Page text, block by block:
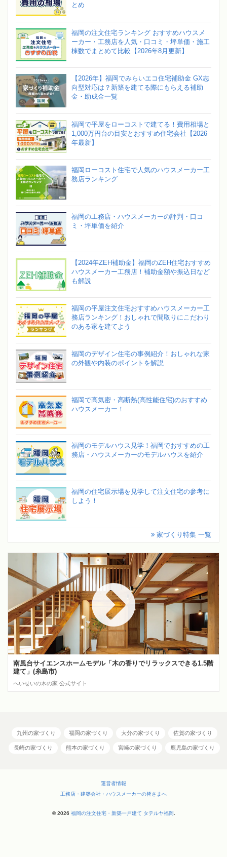
とめ
福岡の注文住宅ランキング おすすめハウスメ
ーカー・工務店を人気・口コミ・坪単価・施工
棟数でまとめて比較【2026年8月更新】
【2026年】福岡でみらいエコ住宅補助金 GX志
向型対応は？新築を建てる際にもらえる補助
金・助成金一覧
福岡で平屋をローコストで建てる！費用相場と
1,000万円台の目安とおすすめ住宅会社【2026
年最新】
福岡ローコスト住宅で人気のハウスメーカー工
務店ランキング
福岡の工務店・ハウスメーカーの評判・口コ
ミ・坪単価を紹介
【2024年ZEH補助金】福岡のZEH住宅おすすめ
ハウスメーカー工務店！補助金額や振込日など
も解説
福岡の平屋注文住宅おすすめハウスメーカー工
務店ランキング！おしゃれで間取りにこだわり
のある家を建てよう
福岡のデザイン住宅の事例紹介！おしゃれな家
の外観や内装のポイントを解説
福岡で高気密・高断熱(高性能住宅)のおすすめ
ハウスメーカー！
福岡のモデルハウス見学！福岡でおすすめの工
務店・ハウスメーカーのモデルハウスを紹介
福岡の住宅展示場を見学して注文住宅の参考に
しよう！
家づくり特集 一覧
南風台サイエンスホームモデル「木の香りでリラックスできる1.5階
建て」(糸島市)
へいせいの木の家 公式サイト
九州の家づくり 福岡の家づくり 大分の家づくり 佐賀の家づくり
長崎の家づくり 熊本の家づくり 宮崎の家づくり 鹿児島の家づくり
運営者情報
工務店・建築会社・ハウスメーカーの皆さまへ
© 2026 福岡の注文住宅・新築一戸建て タテルヤ福岡